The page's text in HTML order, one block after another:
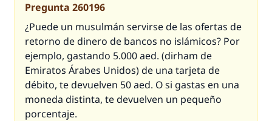
Pregunta 260196
¿Puede un musulmán servirse de las ofertas de
retorno de dinero de bancos no islámicos? Por
ejemplo, gastando 5.000 aed. (dirham de
Emiratos Árabes Unidos) de una tarjeta de
débito, te devuelven 50 aed. O si gastas en una
moneda distinta, te devuelven un pequeño
porcentaje.